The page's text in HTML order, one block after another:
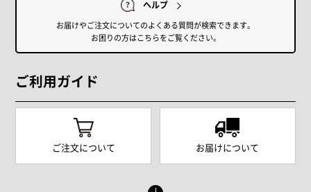
ヘルプ
お届けやご注文についてのよくある質問が検索できます。
お困りの方はこちらをご覧ください。
ご利用ガイド
ご注文について お届けについて